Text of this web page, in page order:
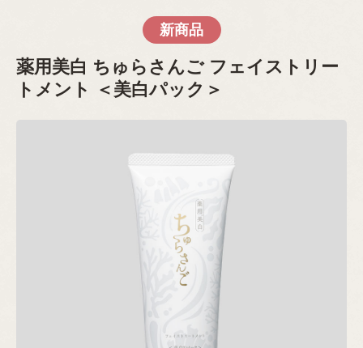
新商品
薬用美白 ちゅらさんご フェイストリー
トメント ＜美白パック＞